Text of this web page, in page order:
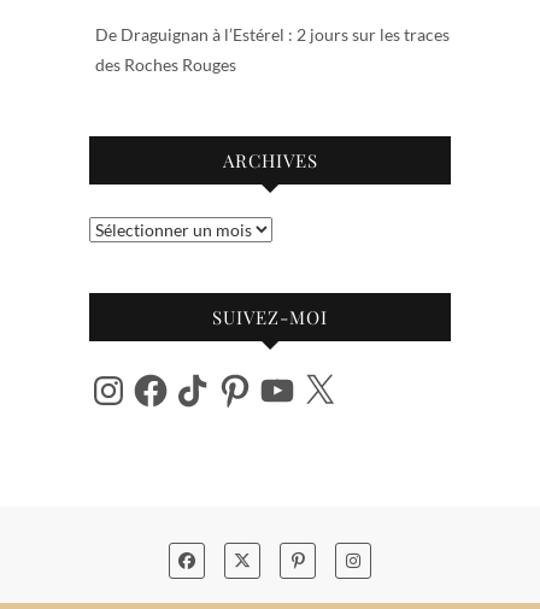
De Draguignan à l’Estérel : 2 jours sur les traces
des Roches Rouges
ARCHIVES
Archives
SUIVEZ-MOI
InstagramFacebook
TikTok PinterestYouTube
X